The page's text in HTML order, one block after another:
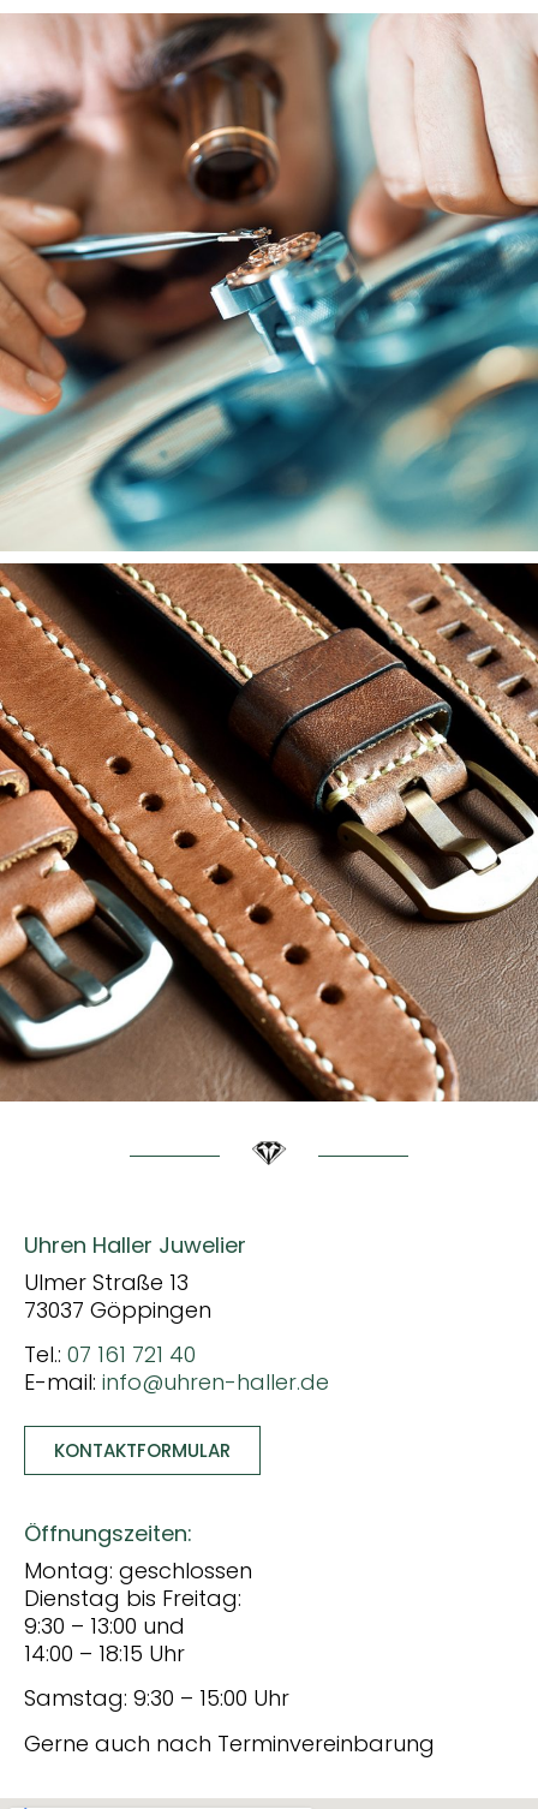
Uhren Haller Juwelier
Ulmer Straße 13
73037 Göppingen
Tel.: 07 161 721 40
E-mail: info@uhren-haller.de
KONTAKTFORMULAR
Öffnungszeiten:
Montag: geschlossen
Dienstag bis Freitag:
9:30 – 13:00 und
14:00 – 18:15 Uhr
Samstag: 9:30 – 15:00 Uhr
Gerne auch nach Terminvereinbarung